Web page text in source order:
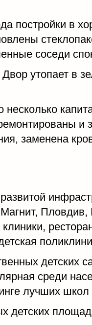
постройки в
соседи
утопает в
заменена
клиники,
детских
среди
лучших
детских